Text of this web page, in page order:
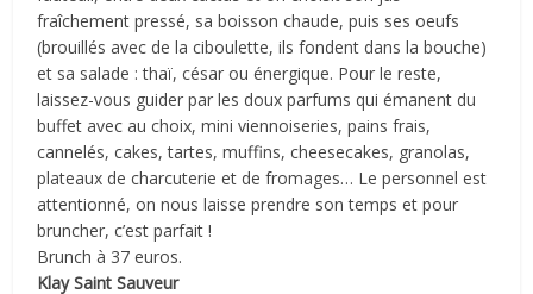
fraîchement pressé, sa boisson chaude, puis ses oeufs
(brouillés avec de la ciboulette, ils fondent dans la bouche)
et sa salade : thaï, césar ou énergique. Pour le reste,
laissez-vous guider par les doux parfums qui émanent du
buffet avec au choix, mini viennoiseries, pains frais,
cannelés, cakes, tartes, muffins, cheesecakes, granolas,
plateaux de charcuterie et de fromages… Le personnel est
attentionné, on nous laisse prendre son temps et pour
bruncher, c’est parfait !
Brunch à 37 euros.
Klay Saint Sauveur